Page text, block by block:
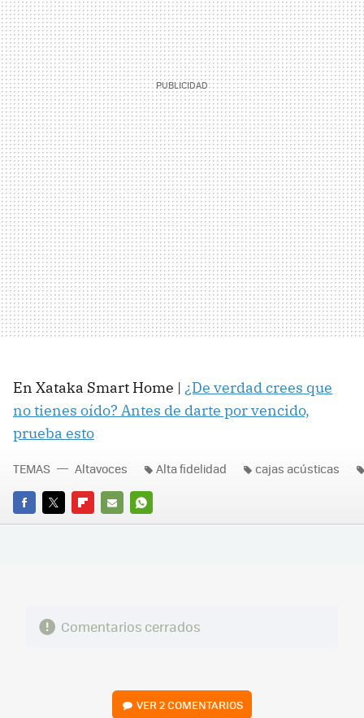
En Xataka Smart Home | ¿De verdad crees que
no tienes oído? Antes de darte por vencido,
prueba esto
FACEBOOK
TWITTERFLIPBOARD
E-
WHATSAPP
TEMAS Altavoces Alta fidelidad cajas acústicas
Comentarios cerrados
VER2 COMENTARIOS